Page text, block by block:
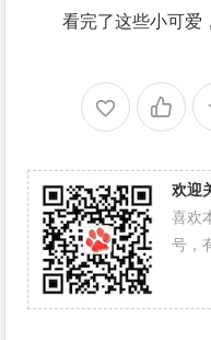
看完了这些小可爱
欢迎
喜欢
号，